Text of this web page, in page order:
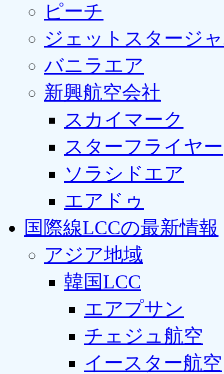
ピーチ
ジェットスタージ
バニラエア
新興航空会社
スカイマーク
スターフライヤー
ソラシドエア
エアドゥ
国際線LCCの最新情報
アジア地域
韓国LCC
エアプサン
チェジュ航空
イースター航空